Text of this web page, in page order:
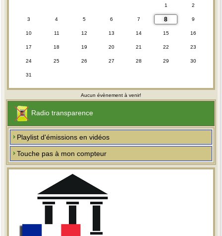
1 2
3 4 5 6 7 8 9
10 11 12 13 14 15 16
17 18 19 20 21 22 23
24 25 26 27 28 29 30
31
Aucun évènement à venir!
Radio transparence
Playlist d'émissions en vidéos
Touche pas à mon compteur